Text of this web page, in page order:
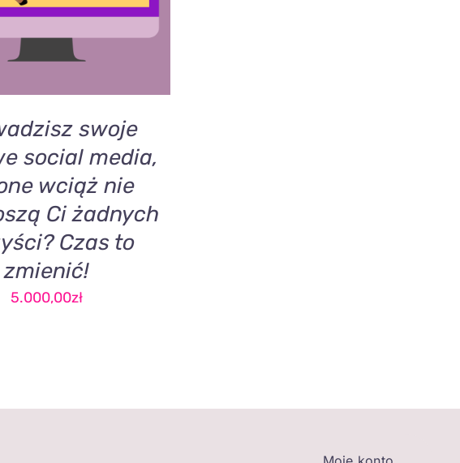
swoje
social media,
wciąż nie
Ci żadnych
Czas to
zmienić!
5.000,00zł